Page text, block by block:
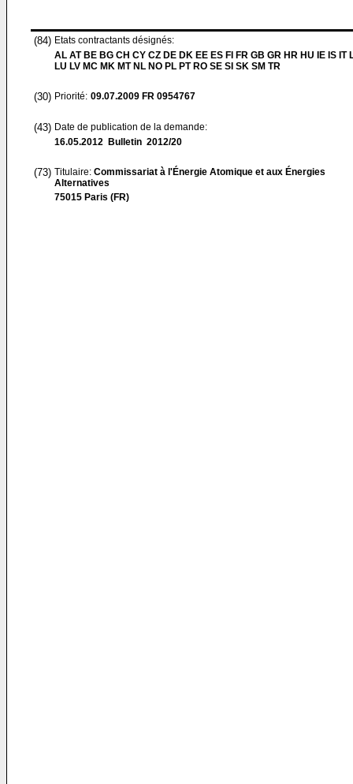
(84) Etats contractants désignés:
AL AT BE BG CH CY CZ DE DK EE ES FI FR GB GR HR HU IE IS IT
LU LV MC MK MT NL NO PL PT RO SE SI SK SM TR
(30) Priorité: 09.07.2009 FR 0954767
(43) Date de publication de la demande:
16.05.2012 Bulletin 2012/20
(73) Titulaire: Commissariat à l'Énergie Atomique et aux Énergies
Alternatives
75015 Paris (FR)